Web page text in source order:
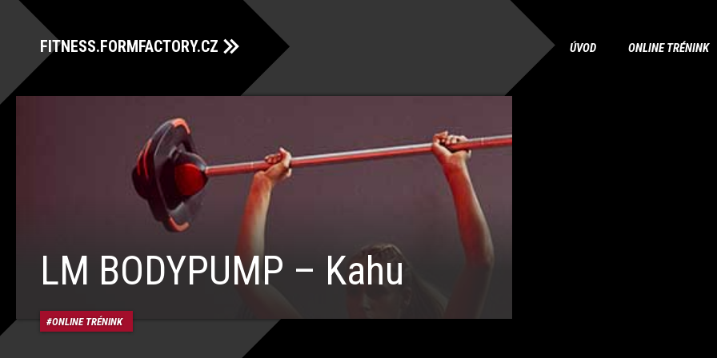
FITNESS.FORMFACTORY.CZ ÚVOD ONLINE TRÉNINK
LM BODYPUMP – Kahu
ONLINE TRÉNINK